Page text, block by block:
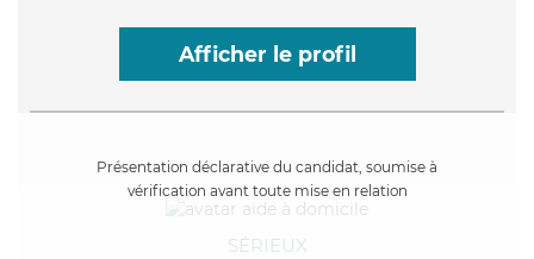
Afficher le profil
Présentation déclarative du candidat, soumise à
vérification avant toute mise en relation
SÉRIEUX